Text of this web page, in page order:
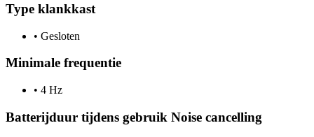
Type klankkast
• Gesloten
Minimale frequentie
• 4 Hz
Batterijduur tijdens gebruik Noise cancelling